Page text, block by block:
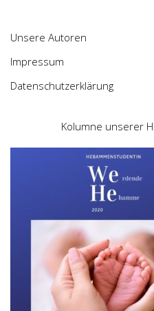
Unsere Autoren
Impressum
Datenschutzerklärung
Kolumne unserer